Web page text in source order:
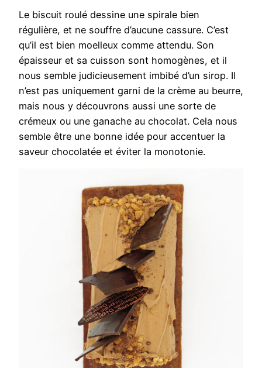
Le biscuit roulé dessine une spirale bien
régulière, et ne souffre d’aucune cassure. C’est
qu’il est bien moelleux comme attendu. Son
épaisseur et sa cuisson sont homogènes, et il
nous semble judicieusement imbibé d’un sirop. Il
n’est pas uniquement garni de la crème au beurre,
mais nous y découvrons aussi une sorte de
crémeux ou une ganache au chocolat. Cela nous
semble être une bonne idée pour accentuer la
saveur chocolatée et éviter la monotonie.